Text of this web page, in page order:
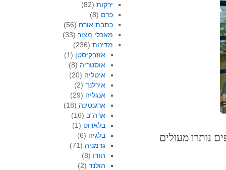
נותרו מעולים
ירקות(82)
כרם (8)
כתבת אורח (56)
מאכלי מצור(33)
מדינות(236)
אוזבקיסטן (1)
אוסטריה (8)
איטליה (20)
אירלנד (2)
אנגליה (29)
ארגנטינה (18)
ארה"ב (16)
בלארוס (1)
בלגיה (6)
גרמניה (71)
הודו (8)
הולנד (2)